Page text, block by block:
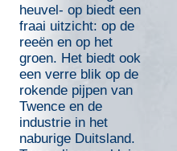
heuvel- op biedt een
fraai uitzicht: op de
reeën en op het
groen. Het biedt ook
een verre blik op de
rokende pijpen van
Twence en de
industrie in het
naburige Duitsland.